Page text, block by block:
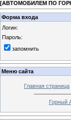
[АВТОМОБИЛЕМ ПО
Форма входа
Логин:
Пароль:
запомнить
Меню сайта
Главная страница
Горный